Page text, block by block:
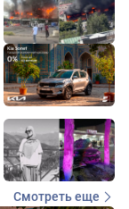
Смотреть еще